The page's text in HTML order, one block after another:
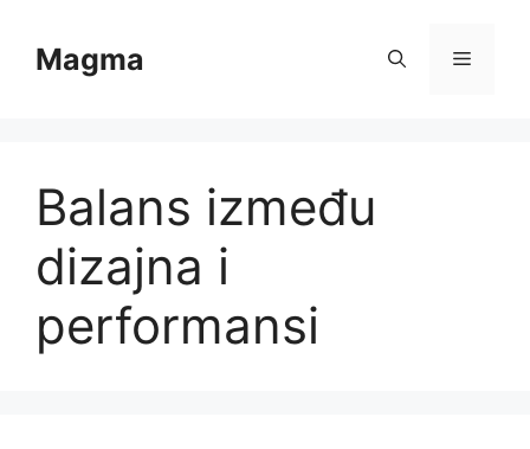
contentMagma Menu
Balans između
dizajna i
performansi